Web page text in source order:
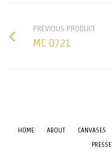
PREVIOUS PRODUCT
MC 0721
HOME ABOUT CANVASES
PRESSE